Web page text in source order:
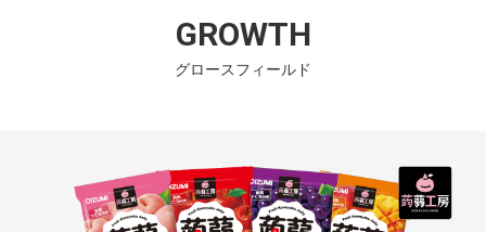
GROWTH
グロースフィールド